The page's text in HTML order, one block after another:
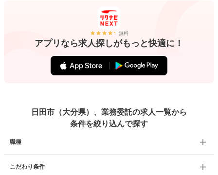
無料
アプリなら求人探しがもっと快適に！
日田市（大分県）、業務委託の求人一覧から
条件を絞り込んで探す
職種
こだわり条件